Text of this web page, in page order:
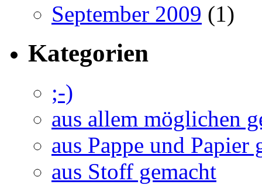
September 2009 (1)
Kategorien
;-)
aus allem möglichen
aus Pappe und Papier
aus Stoff gemacht